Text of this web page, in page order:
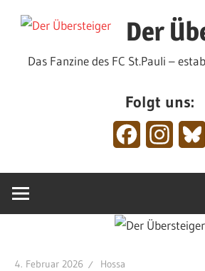
Inhalt
Der
Das Fanzine des FC St.Pauli –
Folgt uns:
Facebook
4. Februar 2026 Hossa